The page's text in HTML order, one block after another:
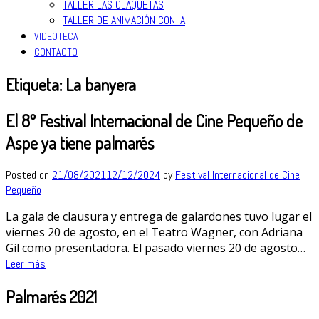
TALLER LAS CLAQUETAS
TALLER DE ANIMACIÓN CON IA
VIDEOTECA
CONTACTO
Etiqueta:La banyera
El 8º Festival Internacional de Cine Pequeño de
Aspe ya tiene palmarés
Posted on 21/08/202112/12/2024 byFestival Internacional de Cine
Pequeño
La gala de clausura y entrega de galardones tuvo lugar el
viernes 20 de agosto, en el Teatro Wagner, con Adriana
Gil como presentadora. El pasado viernes 20 de agosto…
Leer más
Palmarés 2021